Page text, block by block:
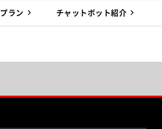
ラン チャットボット紹介